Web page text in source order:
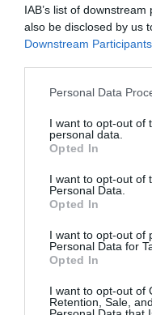
IAB’s list of
also be disclosed by us
Downstream Participants
Please note that this
not limited to your visit
grant or deny consent
use your data for below
consent section.
Personal Data
I want to opt-out of
personal data.
Opted In
I want to opt-out of
Personal Data.
Opted In
I want to opt-out of
Personal Data for
Opted In
I want to opt-out of
Retention, Sale,
07.08.2026 06:05
κοιμούνται
Μπορούμε να